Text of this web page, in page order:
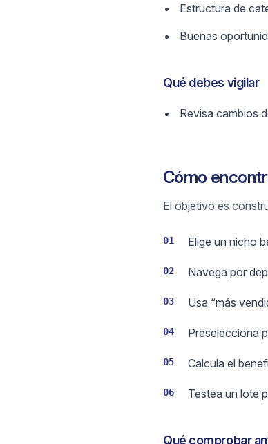
Estructura de
Buenas
Qué debes vigilar
Revisa cambios
Cómo
El objetivo es
01 Elige un nicho
02 Navega por
03 Usa “más
04 Preselecciona
05 Calcula el
06 Testea un lote
Qué comprobar